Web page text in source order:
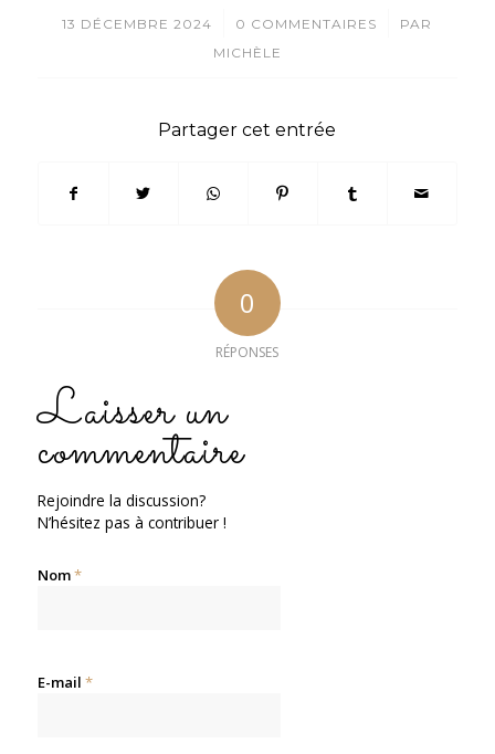
13 DÉCEMBRE 2024
/ 0 COMMENTAIRES
/
PAR
MICHÈLE
Partager cet entrée
0
RÉPONSES
Laisser un
commentaire
Rejoindre la discussion?
N’hésitez pas à contribuer !
Nom*
E-mail *